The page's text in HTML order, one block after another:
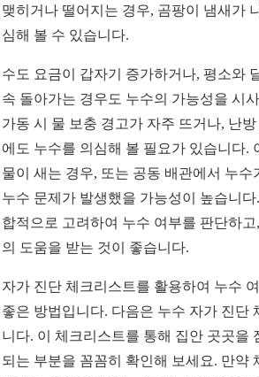
맺히거나 떨어지는 경우, 곰팡이 냄새가
심해 볼 수 있습니다.
수도 요금이 갑자기 증가하거나, 평소와
속 돌아가는 경우도 누수의 가능성을 시
가동 시 물 보충 경고가 자주 뜨거나, 난
에도 누수를 의심해 볼 필요가 있습니다.
물이 새는 경우, 또는 공동 배관에서 누수
누수 문제가 발생했을 가능성이 높습니
합적으로 고려하여 누수 여부를 판단하
의 도움을 받는 것이 좋습니다.
자가 진단 체크리스트를 활용하여 누수
좋은 방법입니다. 다음은 누수 자가 진단
니다. 이 체크리스트를 통해 집안 곳곳을
되는 부분을 꼼꼼히 확인해 보세요. 만약